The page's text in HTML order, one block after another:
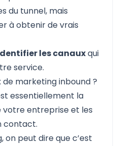
du tunnel, mais
à obtenir de vrais
les canauxqui
service.
de marketing inbound ?
essentiellement la
entreprise et les
contact.
on peut dire que c’est